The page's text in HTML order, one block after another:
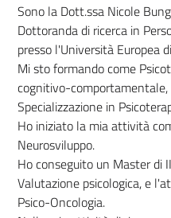
Sono la Dott.ssa Nicole
Dottoranda di ricerca in
presso l'Università Europea
Mi sto formando come
cognitivo-comportamentale,
Specializzazione in
Ho iniziato la mia attività
Neurosviluppo.
Ho conseguito un Master di
Valutazione psicologica, e
Psico-Oncologia.